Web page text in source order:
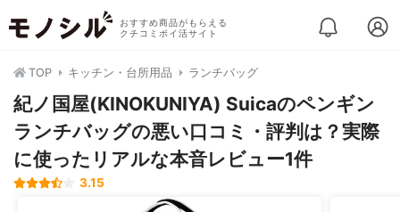
おすすめ商品がもらえる
クチコミポイ活サイト
TOP キッチン・台所用品 ランチバッグ
紀ノ国屋(KINOKUNIYA) Suicaのペンギン
ランチバッグの悪い口コミ・評判は？実際
に使ったリアルな本音レビュー1件
3.15